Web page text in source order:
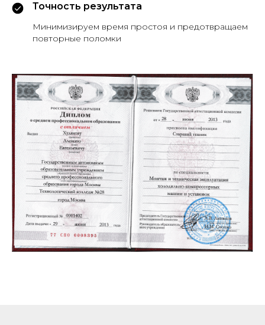
Точность результата
Минимизируем время простоя и предотвращаем
повторные поломки